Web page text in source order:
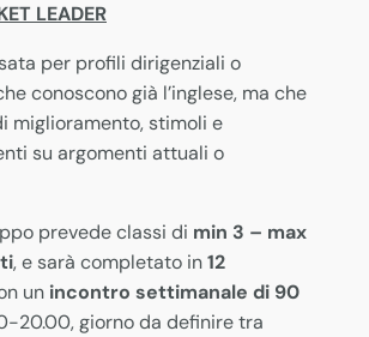
LEADER
per profili dirigenziali o
conoscono già l’inglese, ma che
miglioramento, stimoli e
su argomenti attuali o
prevede classi di min 3 – max
, e sarà completato in12
un incontro settimanale di 90
20.00, giorno da definire tra